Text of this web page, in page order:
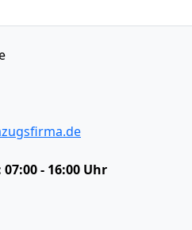
07:00 - 16:00 Uhr